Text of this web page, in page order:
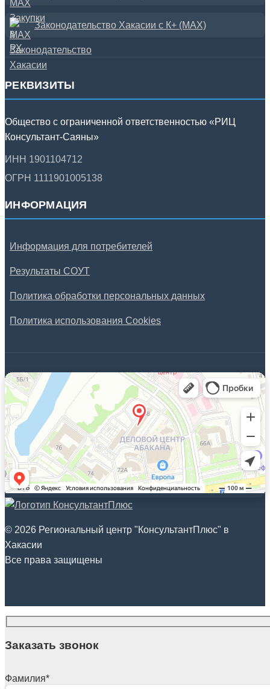
Законодательство Хакасии с К+ (MAX)
РЕКВИЗИТЫ
Общество с ограниченной ответственностью «РИЦ
Консультант-Саяны»
ИНН 1901104712
ОГРН 1111901005138
ИНФОРМАЦИЯ
Информация для потребителей
Результаты СОУТ
Политика обработки персональных данных
Политика использования Cookies
© 2026 Региональный центр "КонсультантПлюс" в
Хакасии
Все права защищены
Заказать звонок
Фамилия*